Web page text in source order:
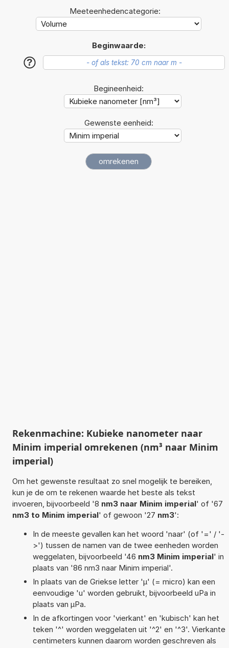
Meeteenhedencategorie:
Beginwaarde:
?
Begineenheid:
Gewenste eenheid:
Rekenmachine: Kubieke nanometer naar
Minim imperial omrekenen (nm³ naar Minim
imperial)
Om het gewenste resultaat zo snel mogelijk te bereiken,
kun je de om te rekenen waarde het beste als tekst
invoeren, bijvoorbeeld '8 nm3 naar Minim imperial' of '67
nm3 to Minim imperial' of gewoon '27 nm3':
In de meeste gevallen kan het woord 'naar' (of '=' / '-
>') tussen de namen van de twee eenheden worden
weggelaten, bijvoorbeeld '46 nm3 Minim imperial' in
plaats van '86 nm3 naar Minim imperial'.
In plaats van de Griekse letter 'µ' (= micro) kan een
eenvoudige 'u' worden gebruikt, bijvoorbeeld uPa in
plaats van µPa.
In de afkortingen voor 'vierkant' en 'kubisch' kan het
teken '^' worden weggelaten uit '^2' en '^3'. Vierkante
centimeters kunnen daarom worden geschreven als